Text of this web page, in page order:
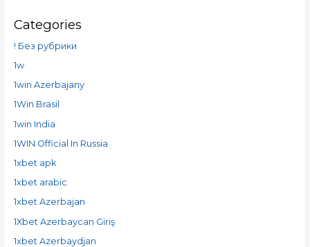
Categories
! Без рубрики
1w
1win Azerbajany
1Win Brasil
1win India
1WIN Official In Russia
1xbet apk
1xbet arabic
1xbet Azerbajan
1Xbet Azerbaycan Giriş
1xbet Azerbaydjan